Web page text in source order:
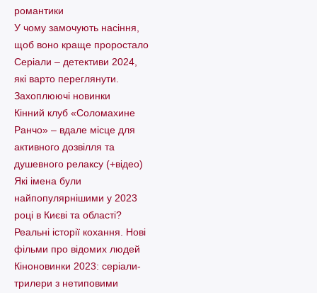
романтики
У чому замочують насіння,
щоб воно краще проростало
Серіали – детективи 2024,
які варто пеpеглянути.
Захоплюючі новинки
Кінний клуб «Соломахине
Ранчо» – вдале місце для
активного дозвілля та
душевного релаксу (+відео)
Які імена були
найпопулярнішими у 2023
році в Києві та області?
Реальні історії кохання. Нові
фільми про відомих людей
Кіноновинки 2023: серіали-
трилери з нетиповими